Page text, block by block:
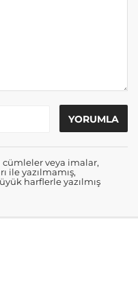
veya imalar,
ile yazılmamış,
harflerle yazılmış